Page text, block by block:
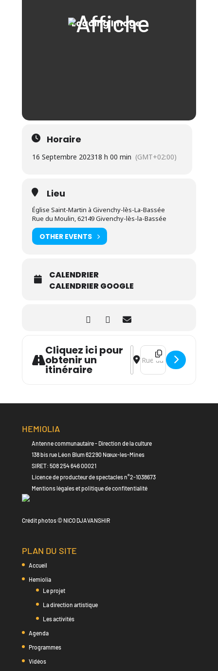
Horaire
16 Septembre 202318 h 00 min (GMT+02:00)
Lieu
Église Saint-Martin à Givenchy-lès-La-Bassée
Rue du Moulin, 62149 Givenchy-lès-la-Bassée
OTHER EVENTS
CALENDRIER
CALENDRIER GOOGLE
Cliquez ici pour
obtenir un
itinéraire
Address - So British -
Destination Address -
HEMIOLIA
Antenne communautaire - Direction de la culture
138 bis rue Léon Blum 62290 Nœux-les-Mines
SIRET: 508 254 646 00021
Licence de producteur de spectacles n°2-1038673
Mentions légales et politique de confitentialité
Crédit photos © NICO DJAVANSHIR
PLAN DU SITE
Accueil
Hemiolia
Le projet
La direction artistique
Les activités
Agenda
Programmes
Vidéos